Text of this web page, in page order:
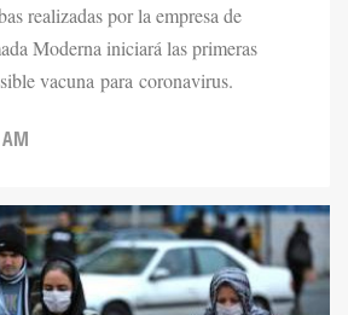
realizadas por la empresa de
Moderna iniciará las primeras
vacuna para coronavirus.